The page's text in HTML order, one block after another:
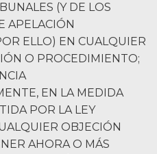
(Y DE LOS
APELACIÓN
ELLO) EN CUALQUIER
O PROCEDIMIENTO;
EN LA MEDIDA
POR LA LEY
OBJECIÓN
AHORA O MÁS